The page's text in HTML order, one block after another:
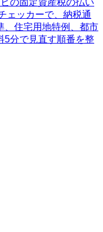
の固定資産税の払い
ェッカーで、納税通
、住宅用地特例、都市
5分で見直す順番を整